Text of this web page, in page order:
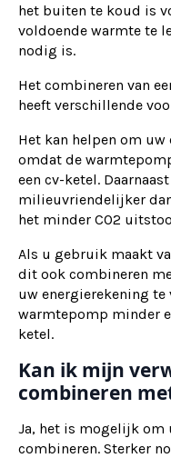
het buiten te koud is
voldoende warmte te
nodig is.
Het combineren van
heeft verschillende
Het kan helpen om
omdat de
een cv-ketel.
milieuvriendelijker
het minder CO2
Als u gebruik maakt
dit ook combineren
uw energierekening
warmtepomp minder
ketel.
Kan ik mijn
combineren
Ja, het is mogelijk om
combineren. Sterker